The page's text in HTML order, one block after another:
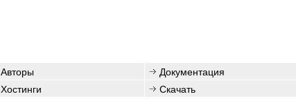
Авторы Документация
Хостинги Скачать